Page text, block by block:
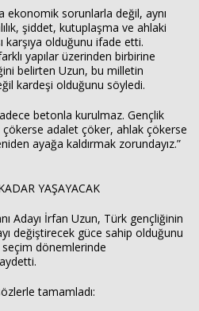
ekonomik sorunlarla değil, aynı
şiddet, kutuplaşma ve ahlaki
karşıya olduğunu ifade etti.
yapılar üzerinden birbirine
belirten Uzun, bu milletin
kardeşi olduğunu söyledi.
betonla kurulmaz. Gençlik
adalet çöker, ahlak çökerse
ayağa kaldırmak zorundayız.”
YAŞAYACAK
Adayı İrfan Uzun, Türk gençliğinin
değiştirecek güce sahip olduğunu
dönemlerinde
tamamladı: